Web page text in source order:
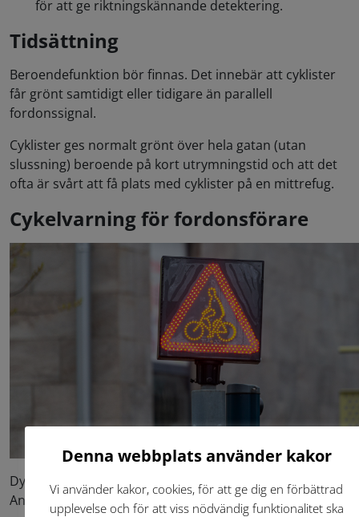
för att ge riktningskännande detektering.
Tidsättning
Beroendefunktion bör finnas. Det innebär att cyklister
får grönt samtidigt eller tidigare än parallell
fordonssignal.
Cyklister ges normalt grönt över hela gatan (utan
slussning) beroende på kort utrymningstid och att det
ofta är svårt att få plats med cyklister på en mittrefug.
Cykelvarning för fordonsförare
Dynamisk cykelvarning för fordonsförare. Foto: Jonas
Andersson
Denna webbplats använder kakor
Vi använder kakor, cookies, för att ge dig en förbättrad
upplevelse och för att viss nödvändig funktionalitet ska